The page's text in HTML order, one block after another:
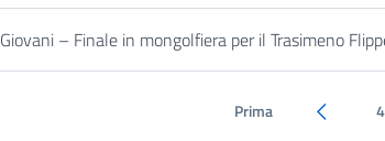
Giovani – Finale in mongolfiera per il Trasimeno
Prima Pagina 4